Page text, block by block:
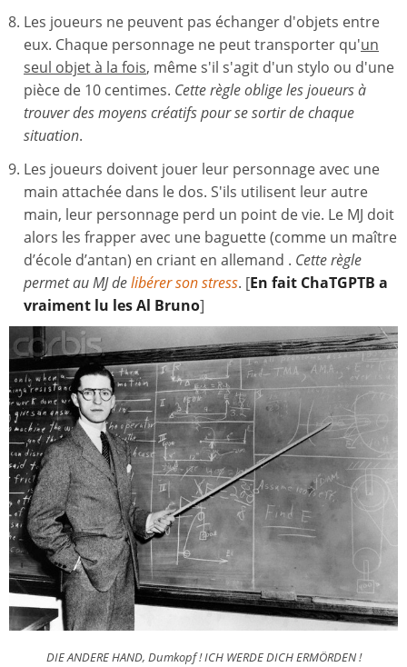
Les joueurs ne peuvent pas échanger d'objets entre
eux. Chaque personnage ne peut transporter qu'un
seul objet à la fois, même s'il s'agit d'un stylo ou d'une
pièce de 10 centimes. Cette règle oblige les joueurs à
trouver des moyens créatifs pour se sortir de chaque
situation.
Les joueurs doivent jouer leur personnage avec une
main attachée dans le dos. S'ils utilisent leur autre
main, leur personnage perd un point de vie. Le MJ doit
alors les frapper avec une baguette (comme un maître
d’école d’antan) en criant en allemand . Cette règle
permet au MJ delibérer son stress. [En fait ChaTGPTB a
vraiment lu lesAl Bruno]
DIE ANDERE HAND, Dumkopf ! ICH WERDE DICH ERMÖRDEN !